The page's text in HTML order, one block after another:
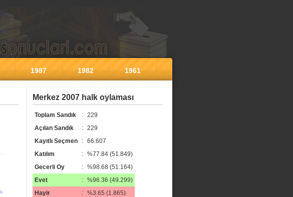
1987 1982 1961
Merkez 2007 halk oylaması
Toplam Sandık : 229
Açılan Sandık
: 229
Kayıtlı Seçmen
: 66.607
Katılım
: %77.84 (51.849)
Gecerli Oy
: %98.68 (51.164)
Evet
: %96.36 (49.299)
Hayir
: %3.65 (1.865)